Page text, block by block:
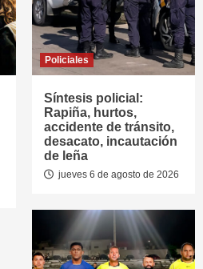
Policiales
Síntesis policial:
Rapiña, hurtos,
accidente de tránsito,
desacato, incautación
de leña
jueves 6 de agosto de 2026